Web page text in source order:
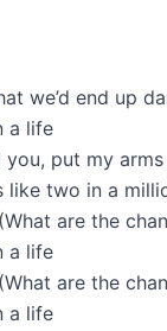
we’d end up
a life
put my
like two in a
are the
a life
are the
a life